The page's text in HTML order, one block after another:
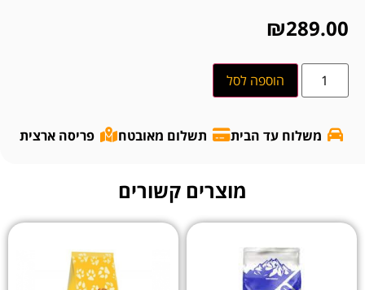
₪289.00
הוספה לסל
משלוח עד הבית תשלום מאובטח פריסה ארצית
מוצרים קשורים